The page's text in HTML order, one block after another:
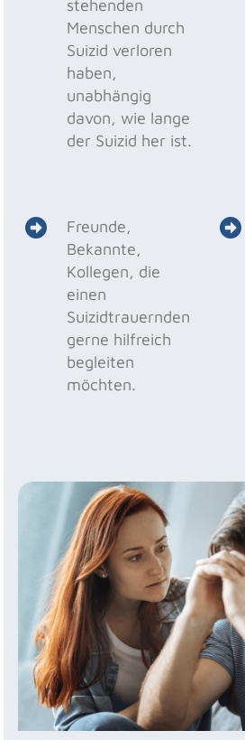
stehenden
Menschen durch
Suizid verloren
haben,
unabhängig
davon, wie lange
der Suizid her ist.
Freunde,
Bekannte,
Kollegen, die
einen
Suizidtrauernden
gerne hilfreich
begleiten
möchten.